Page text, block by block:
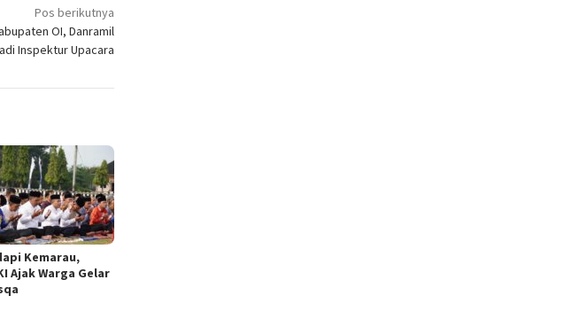
Pos berikutnya
OI, Danramil
Inspektur Upacara
Kemarau,
Ajak Warga Gelar